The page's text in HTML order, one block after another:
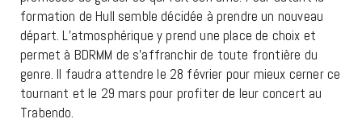
formation de Hull semble décidée à prendre un nouveau
départ. L’atmosphérique y prend une place de choix et
permet à BDRMM de s’affranchir de toute frontière du
genre. Il faudra attendre le 28 février pour mieux cerner ce
tournant et le 29 mars pour profiter de leur concert au
Trabendo.